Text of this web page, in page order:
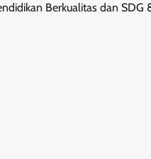
Berkualitas dan SDG